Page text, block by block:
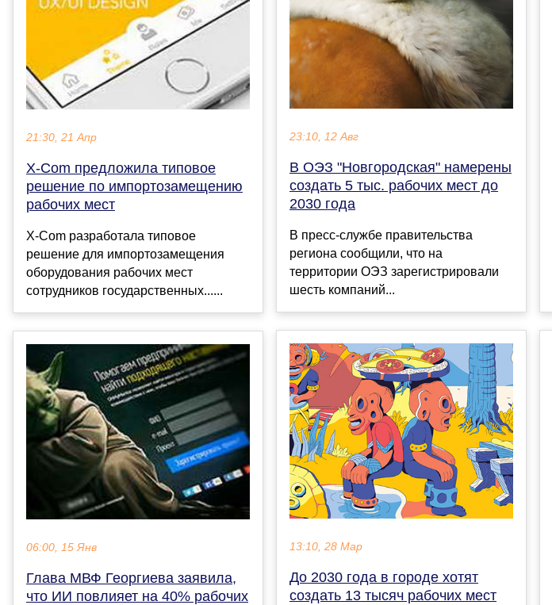
21:30, 21 Апр
X-Com предложила типовое
решение по импортозамещению
рабочих мест
X-Com разработала типовое
решение для импортозамещения
оборудования рабочих мест
сотрудников государственных......
06:00, 15 Янв
Глава МВФ Георгиева заявила,
что ИИ повлияет на 40% рабочих
23:10, 12 Авг
В ОЭЗ "Новгородская" намерены
создать 5 тыс. рабочих мест до
2030 года
В пресс-службе правительства
региона сообщили, что на
территории ОЭЗ зарегистрировали
шесть компаний...
13:10, 28 Мар
До 2030 года в городе хотят
создать 13 тысяч рабочих мест